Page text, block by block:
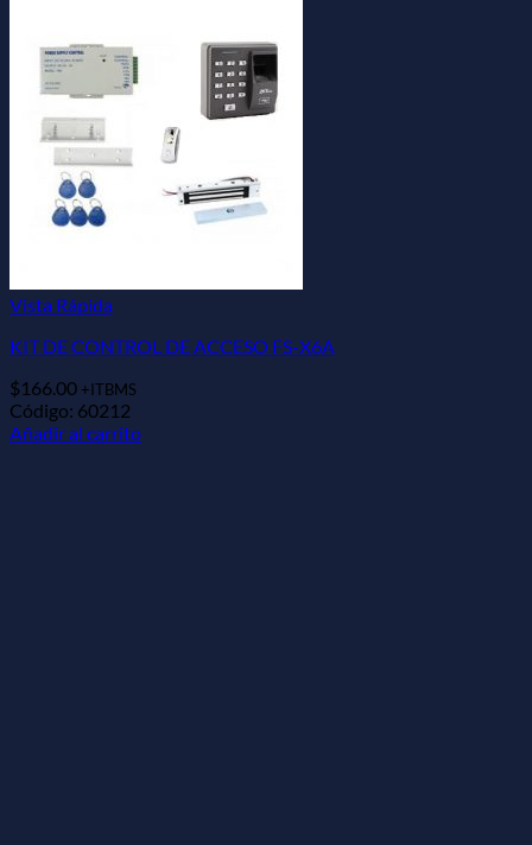
Vista Rápida
KIT DE CONTROL DE ACCESO FS-X6A
$166.00 +ITBMS
Código: 60212
Añadir al carrito